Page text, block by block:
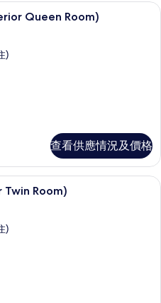
高級客房, 1 張加大雙人床 (Superior
Queen Room)
)
查看供應情況及價格
高級寢具、房內夾萬、書桌、遮光窗
Twin Room)
)